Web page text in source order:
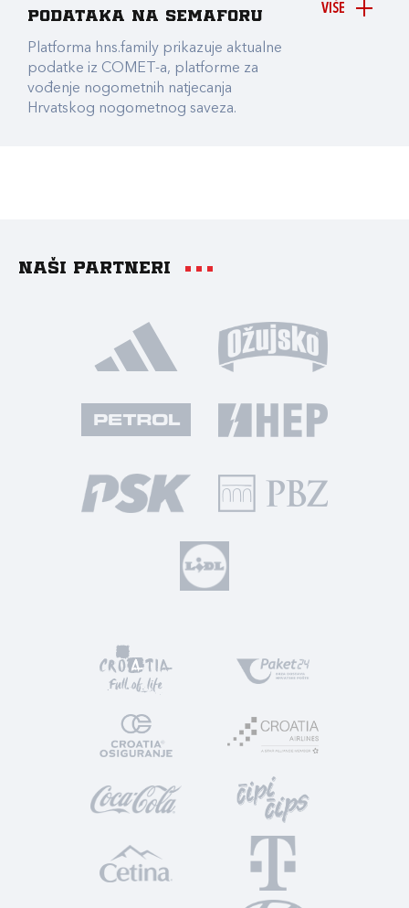
VIŠE
podataka na Semaforu
Platforma hns.family prikazuje aktualne
podatke iz COMET-a, platforme za
vođenje nogometnih natjecanja
Hrvatskog nogometnog saveza.
Naši partneri